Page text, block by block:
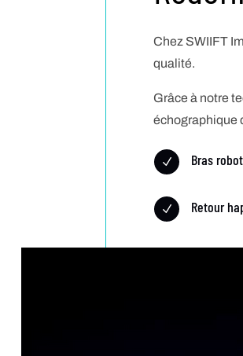
Chez SWIIFT
qualité.
Grâce à notre
échographique
N Bras
N Retour